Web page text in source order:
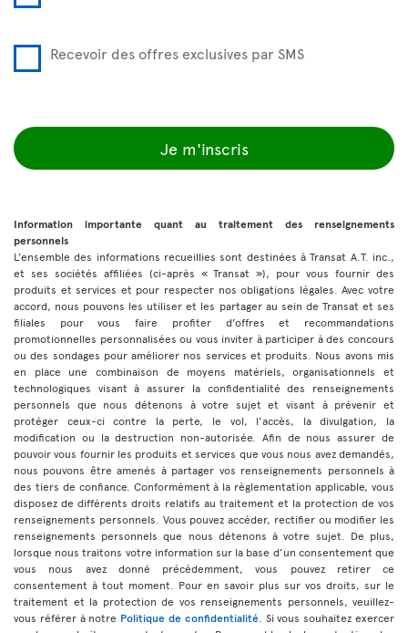
Recevoir des offres exclusives par SMS
Je m'inscris
Information importante quant au traitement des renseignements
personnels
L’ensemble des informations recueillies sont destinées à Transat A.T. inc.,
et ses sociétés affiliées (ci-après « Transat »), pour vous fournir des
produits et services et pour respecter nos obligations légales. Avec votre
accord, nous pouvons les utiliser et les partager au sein de Transat et ses
filiales pour vous faire profiter d’offres et recommandations
promotionnelles personnalisées ou vous inviter à participer à des concours
ou des sondages pour améliorer nos services et produits. Nous avons mis
en place une combinaison de moyens matériels, organisationnels et
technologiques visant à assurer la confidentialité des renseignements
personnels que nous détenons à votre sujet et visant à prévenir et
protéger ceux-ci contre la perte, le vol, l’accès, la divulgation, la
modification ou la destruction non-autorisée. Afin de nous assurer de
pouvoir vous fournir les produits et services que vous nous avez demandés,
nous pouvons être amenés à partager vos renseignements personnels à
des tiers de confiance. Conformément à la règlementation applicable, vous
disposez de différents droits relatifs au traitement et la protection de vos
renseignements personnels. Vous pouvez accéder, rectifier ou modifier les
renseignements personnels que nous détenons à votre sujet. De plus,
lorsque nous traitons votre information sur la base d’un consentement que
vous nous avez donné précédemment, vous pouvez retirer ce
consentement à tout moment. Pour en savoir plus sur vos droits, sur le
traitement et la protection de vos renseignements personnels, veuillez-
vous référer à notre Politique de confidentialité. Si vous souhaitez exercer